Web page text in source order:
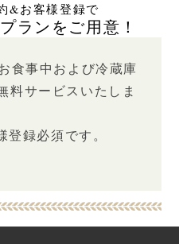
&お客様登録で
ランをご用意！
食事中および冷蔵庫
料サービスいたしま
録必須です。